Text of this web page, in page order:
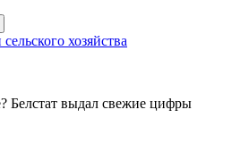
хозяйства
Белстат выдал свежие цифры